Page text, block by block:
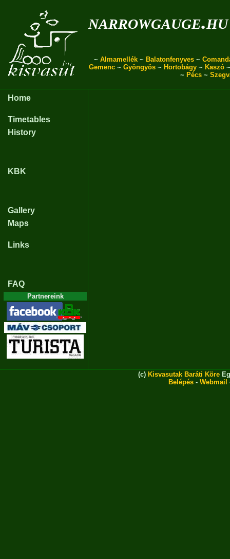
narrowgauge.hu
~ Almamellék ~ Balatonfenyves ~
Gemenc ~ Gyöngyös ~ Hortobágy ~ Kaszó
~ Pécs ~
Home
Timetables
History
KBK
Gallery
Maps
Links
FAQ
Partnereink
(c) Kisvasutak Baráti Köre
Belépés - Webmail